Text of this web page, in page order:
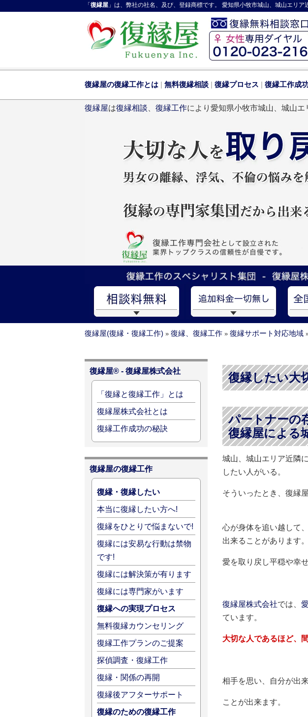
「 復縁屋 」は、弊社の社名、及び、登録商標です。 愛知県小牧市城山、城山エリア
復縁屋の復縁工作とは | 無料復縁相談 | 復縁プロセス | 復縁工作成
復縁屋は復縁相談 復縁工作により愛知県小牧市城山、城山エ
復縁屋(復縁・復縁工作) » 復縁、復縁工作 » 復縁サポート対応地域
復縁したい大
パートナーの
復縁屋による
城山、城山エリア近隣
したい人がいる。
そういったとき、復縁
心が身体を追い越して
出来ることがあります。
愛を取り戻し平穏や幸
復縁屋株式会社では、
ています。
大切な人であるほど、
相手を思い、自分が出
ことが出来ます。
復縁屋® - 復縁屋株式会社
「復縁と復縁工作」とは
復縁屋株式会社とは
復縁工作成功の秘訣
復縁屋の復縁工作
復縁・復縁したい
本当に復縁したい方へ!
復縁をひとりで悩まないで!
復縁には安易な行動は禁物
です!
復縁には解決策が有ります
復縁には専門家がいます
復縁への実現プロセス
無料復縁カウンセリング
復縁工作プランのご提案
探偵調査・復縁工作
復縁・関係の再開
復縁後アフターサポート
復縁のための復縁工作